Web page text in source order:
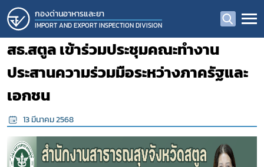
กองด่านอาหารและยา
IMPORT AND EXPORT INSPECTION DIVISION
สธ.สตูล เข้าร่วมประชุมคณะทำงาน
ประสานความร่วมมือระหว่างภาครัฐและ
เอกชน
13 มีนาคม 2568